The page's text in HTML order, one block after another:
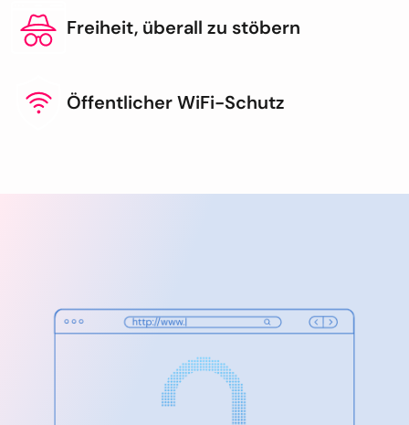
Freiheit, überall zu stöbern
Öffentlicher WiFi-Schutz